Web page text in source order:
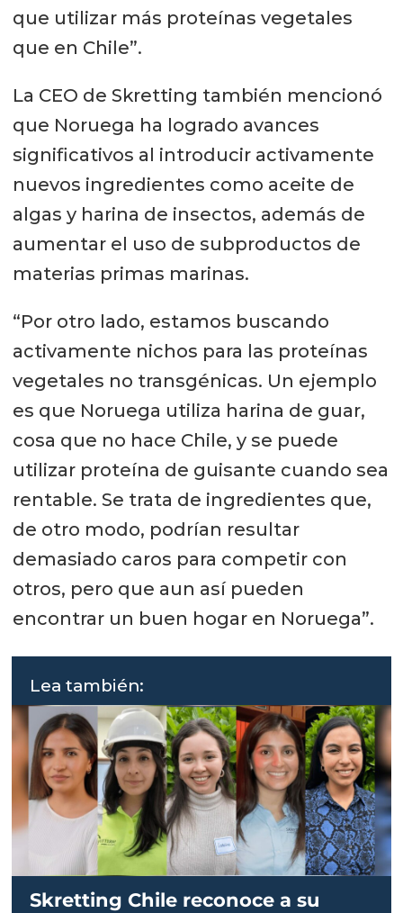
que utilizar más proteínas vegetales
que en Chile”.
La CEO de Skretting también mencionó
que Noruega ha logrado avances
significativos al introducir activamente
nuevos ingredientes como aceite de
algas y harina de insectos, además de
aumentar el uso de subproductos de
materias primas marinas.
“Por otro lado, estamos buscando
activamente nichos para las proteínas
vegetales no transgénicas. Un ejemplo
es que Noruega utiliza harina de guar,
cosa que no hace Chile, y se puede
utilizar proteína de guisante cuando sea
rentable. Se trata de ingredientes que,
de otro modo, podrían resultar
demasiado caros para competir con
otros, pero que aun así pueden
encontrar un buen hogar en Noruega”.
Lea también:
Skretting Chile reconoce a su